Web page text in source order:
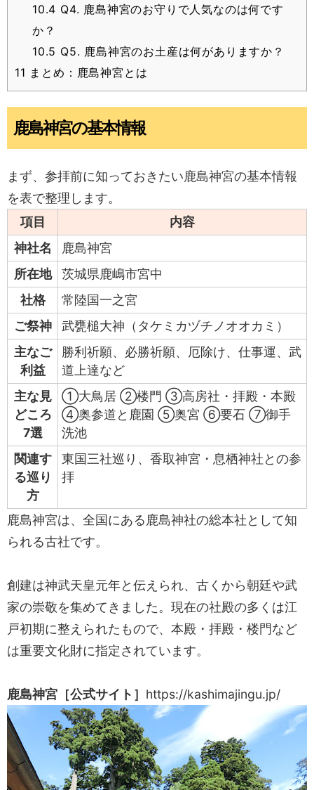
10.4 Q4. 鹿島神宮のお守りで人気なのは何です
か？
10.5 Q5. 鹿島神宮のお土産は何がありますか？
11 まとめ：鹿島神宮とは
鹿島神宮の基本情報
まず、参拝前に知っておきたい鹿島神宮の基本情報
を表で整理します。
項目
内容
神社名
鹿島神宮
所在地
茨城県鹿嶋市宮中
社格
常陸国一之宮
ご祭神
武甕槌大神（タケミカヅチノオオカミ）
主なご
利益
勝利祈願、必勝祈願、厄除け、仕事運、武
道上達など
主な見
どころ
7選
①大鳥居 ②楼門 ③高房社・拝殿・本殿
④奥参道と鹿園 ⑤奥宮 ⑥要石 ⑦御手
洗池
関連す
る巡り
方
東国三社巡り、香取神宮・息栖神社との参
拝
鹿島神宮は、全国にある鹿島神社の総本社として知
られる古社です。
創建は神武天皇元年と伝えられ、古くから朝廷や武
家の崇敬を集めてきました。現在の社殿の多くは江
戸初期に整えられたもので、本殿・拝殿・楼門など
は重要文化財に指定されています。
鹿島神宮［公式サイト］ https://kashimajingu.jp/